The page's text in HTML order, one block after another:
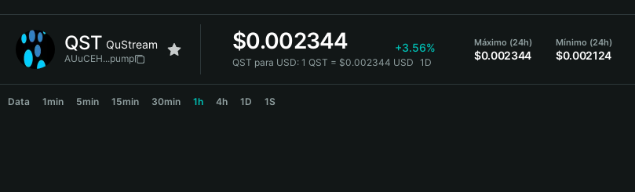
简体中文
繁體中文
Bahasa Indonesia
QST QuStream
AUuCEH...pump
$0.002344 +3.56%
QST para USD: 1 QST = $0.002344 USD 1D
Máximo (24h)
$0.002344
Mínimo (24h)
$0.002124
Data 1min 5min 15min 30min 1h 4h 1D 1S